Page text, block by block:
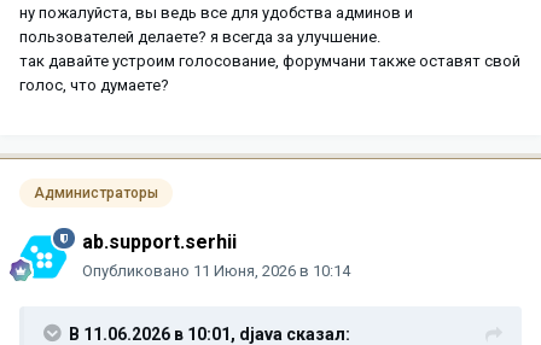
ну пожалуйста, вы ведь все для удобства админов и
пользователей делаете? я всегда за улучшение.
так давайте устроим голосование, форумчани также оставят свой
голос, что думаете?
Администраторы
ab.support.serhii
Опубликовано 11 Июня, 2026 в 10:14
В 11.06.2026 в 10:01, djava сказал: